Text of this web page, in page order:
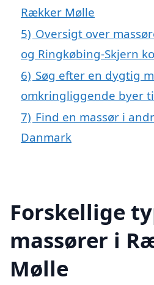
Rækker Mølle
5) Oversigt over
og Ringkøbing-Skjern
6) Søg efter en dygtig
omkringliggende byer
7) Find en massør i
Danmark
Forskellige
massører i
Mølle